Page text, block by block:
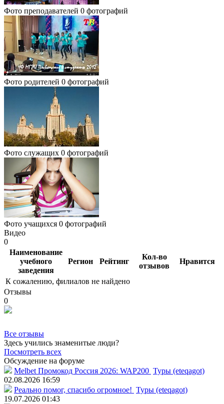
Фото преподавателей 0 фотографий
Фото родителей 0 фотографий
Фото служащих 0 фотографий
Фото учащихся 0 фотографий
Видео
0
Наименование
учебного
заведения
Регион Рейтинг
Кол-во
отзывов
Нравится
К сожалению, филиалов не найдено
Отзывы
0
Все отзывы
Здесь учились знаменитые люди?
Посмотреть всех
Обсуждение на форуме
Melbet Промокод Россия 2026: WAP200 Туры (eteqagot)
02.08.2026 16:59
Реально помог, спасибо огромное! Туры (eteqagot)
19.07.2026 01:43